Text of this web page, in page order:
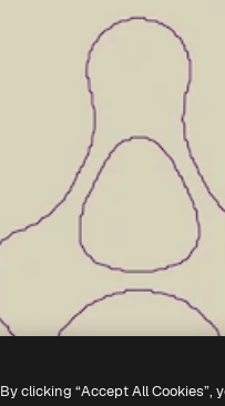
By clicking “Accept All Cookies”,